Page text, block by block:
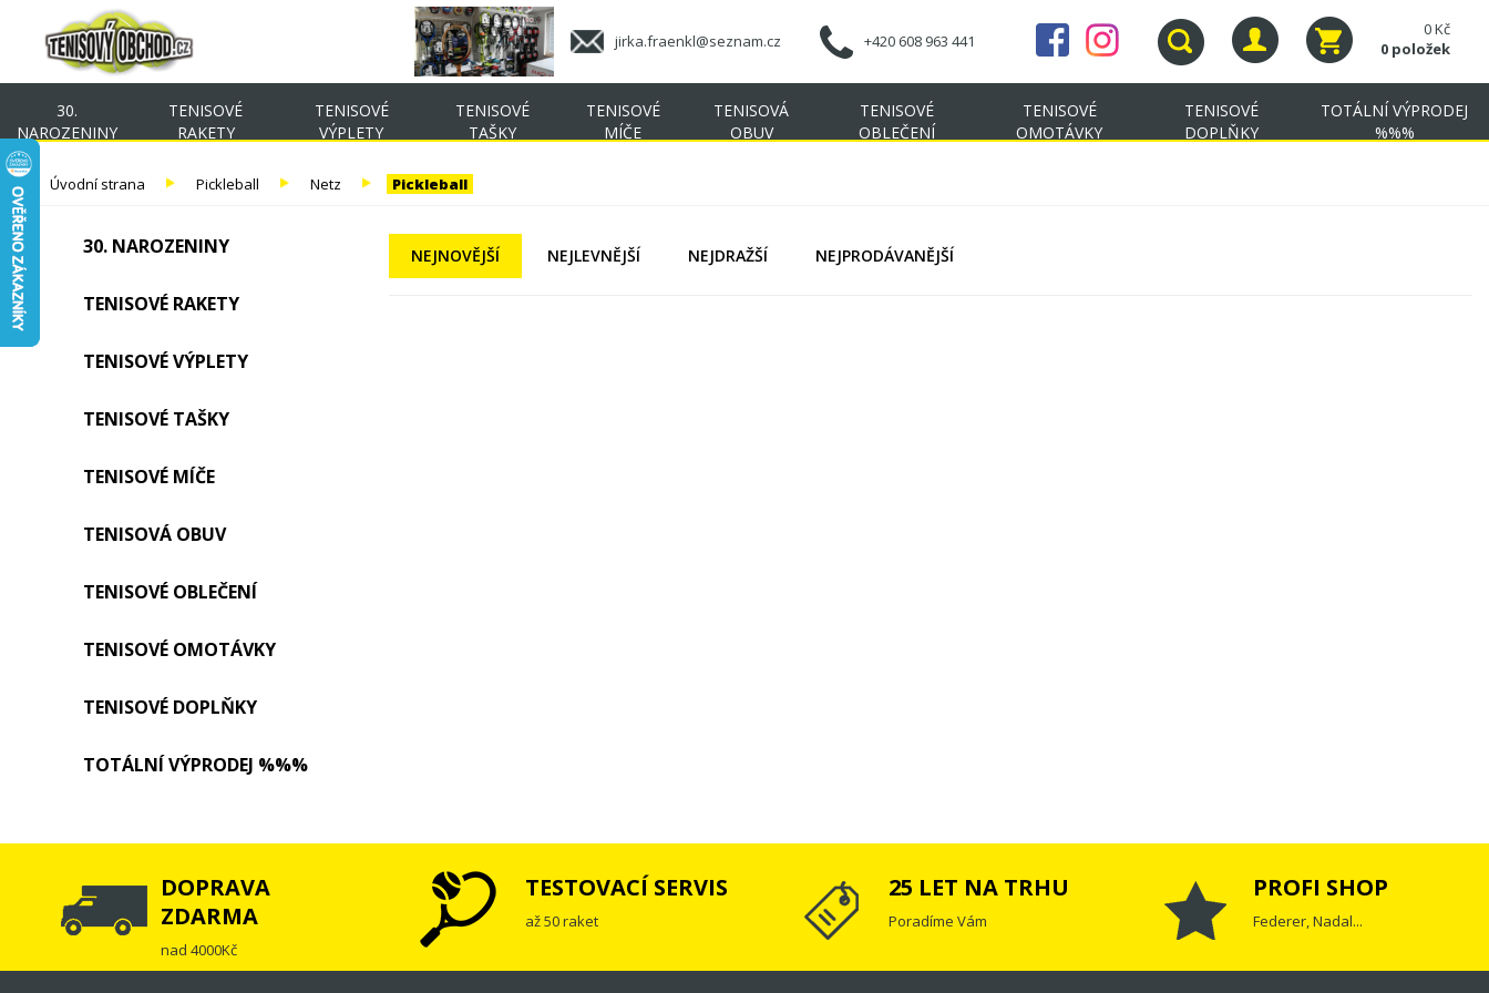
jirka.fraenkl@seznam.cz +420 608 963 441
0 Kč
0 položek
30.
NAROZENINY
TENISOVÉ
RAKETY
TENISOVÉ
VÝPLETY
TENISOVÉ
TAŠKY
TENISOVÉ
MÍČE
TENISOVÁ
OBUV
TENISOVÉ
OBLEČENÍ
TENISOVÉ
OMOTÁVKY
TENISOVÉ
DOPLŇKY
TOTÁLNÍ VÝPRODEJ
%%%
Úvodní strana Pickleball Netz Pickleball
30. NAROZENINY
TENISOVÉ RAKETY
TENISOVÉ VÝPLETY
TENISOVÉ TAŠKY
TENISOVÉ MÍČE
TENISOVÁ OBUV
TENISOVÉ OBLEČENÍ
TENISOVÉ OMOTÁVKY
TENISOVÉ DOPLŇKY
TOTÁLNÍ VÝPRODEJ %%%
NEJNOVĚJŠÍ NEJLEVNĚJŠÍ NEJDRAŽŠÍ NEJPRODÁVANĚJŠÍ
DOPRAVA
ZDARMA
nad 4000Kč
TESTOVACÍ SERVIS
až 50 raket
25 LET NA TRHU
Poradíme Vám
PROFI SHOP
Federer, Nadal...